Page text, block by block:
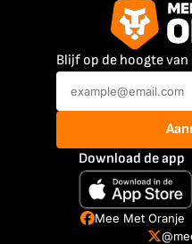
Blijf op de hoogte
Download de app
Mee Met Oranje